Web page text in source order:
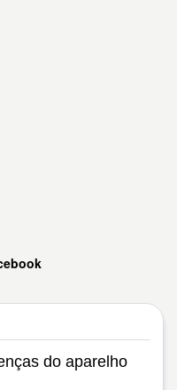
do aparelho